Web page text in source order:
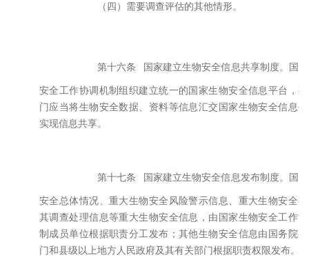
（四）需要调查评估的其他情形。
第十六条 国家建立生物安全信息共享制度。国
安全工作协调机制组织建立统一的国家生物安全信息平台，
门应当将生物安全数据、资料等信息汇交国家生物安全信息
实现信息共享。
第十七条 国家建立生物安全信息发布制度。国
安全总体情况、重大生物安全风险警示信息、重大生物安全
其调查处理信息等重大生物安全信息，由国家生物安全工作
制成员单位根据职责分工发布；其他生物安全信息由国务院
门和县级以上地方人民政府及其有关部门根据职责权限发布。